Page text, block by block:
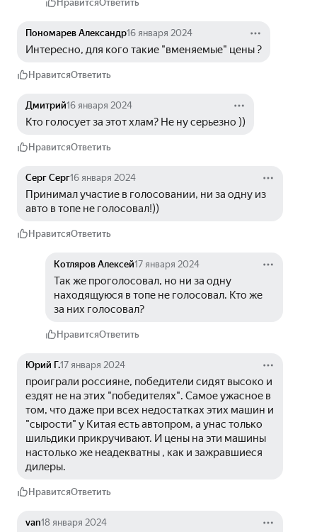
НравитсяОтветить
Пономарев Александр16 января 2024
Интересно, для кого такие "вменяемые" цены ?
НравитсяОтветить
Дмитрий16 января 2024
Кто голосует за этот хлам? Не ну серьезно ))
НравитсяОтветить
Серг Серг16 января 2024
Принимал участие в голосовании, ни за одну из
авто в топе не голосовал!))
НравитсяОтветить
Котляров Алексей17 января 2024
Так же проголосовал, но ни за одну
находящуюся в топе не голосовал. Кто же
за них голосовал?
НравитсяОтветить
Юрий Г.17 января 2024
проиграли россияне, победители сидят высоко и
ездят не на этих "победителях". Самое ужасное в
том, что даже при всех недостатках этих машин и
"сырости" у Китая есть автопром, а унас только
шильдики прикручивают. И цены на эти машины
настолько же неадекватны , как и зажравшиеся
дилеры.
НравитсяОтветить
van18 января 2024